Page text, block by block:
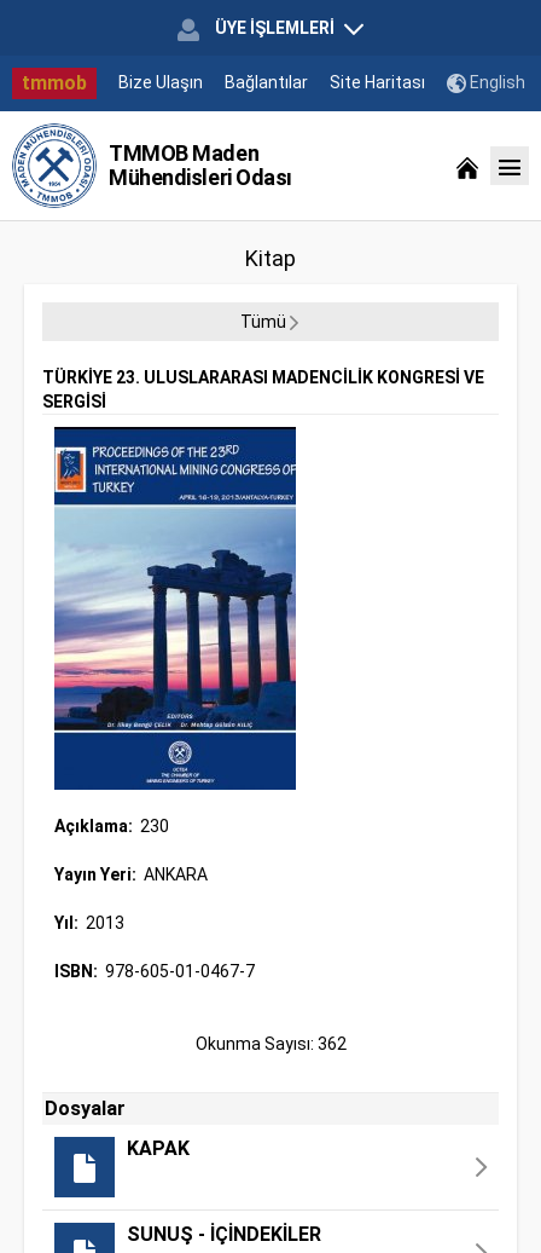
ÜYE İŞLEMLERİ
tmmob Bize Ulaşın Bağlantılar Site Haritası English
TMMOB Maden
Mühendisleri Odası
Kitap
Tümü
TÜRKİYE 23. ULUSLARARASI MADENCİLİK KONGRESİ VE
SERGİSİ
Açıklama: 230
Yayın Yeri: ANKARA
Yıl: 2013
ISBN: 978-605-01-0467-7
Okunma Sayısı: 362
Dosyalar
KAPAK
SUNUŞ - İÇİNDEKİLER